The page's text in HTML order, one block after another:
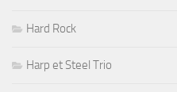
Hard Rock
Harp et Steel Trio